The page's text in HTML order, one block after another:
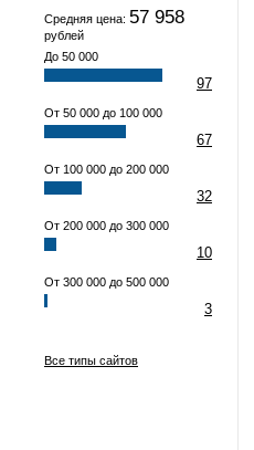
Средняя цена: 57 958
рублей
До 50 000
97
От 50 000 до 100 000
67
От 100 000 до 200 000
32
От 200 000 до 300 000
10
От 300 000 до 500 000
3
Все типы сайтов